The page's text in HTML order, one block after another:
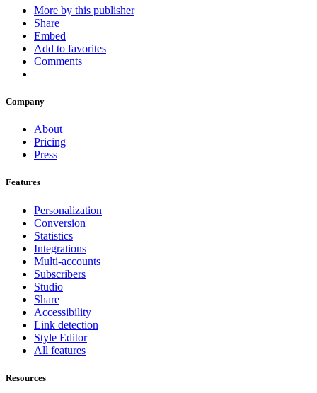
More by this publisher
Share
Embed
Add to favorites
Comments
Company
About
Pricing
Press
Features
Personalization
Conversion
Statistics
Integrations
Multi-accounts
Subscribers
Studio
Share
Accessibility
Link detection
Style Editor
All features
Resources